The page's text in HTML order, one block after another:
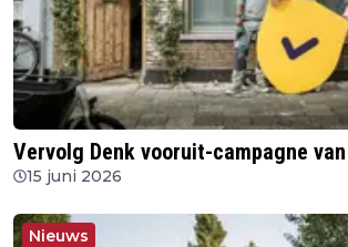
Vervolg Denk vooruit-campagne
15 juni 2026
Nieuws